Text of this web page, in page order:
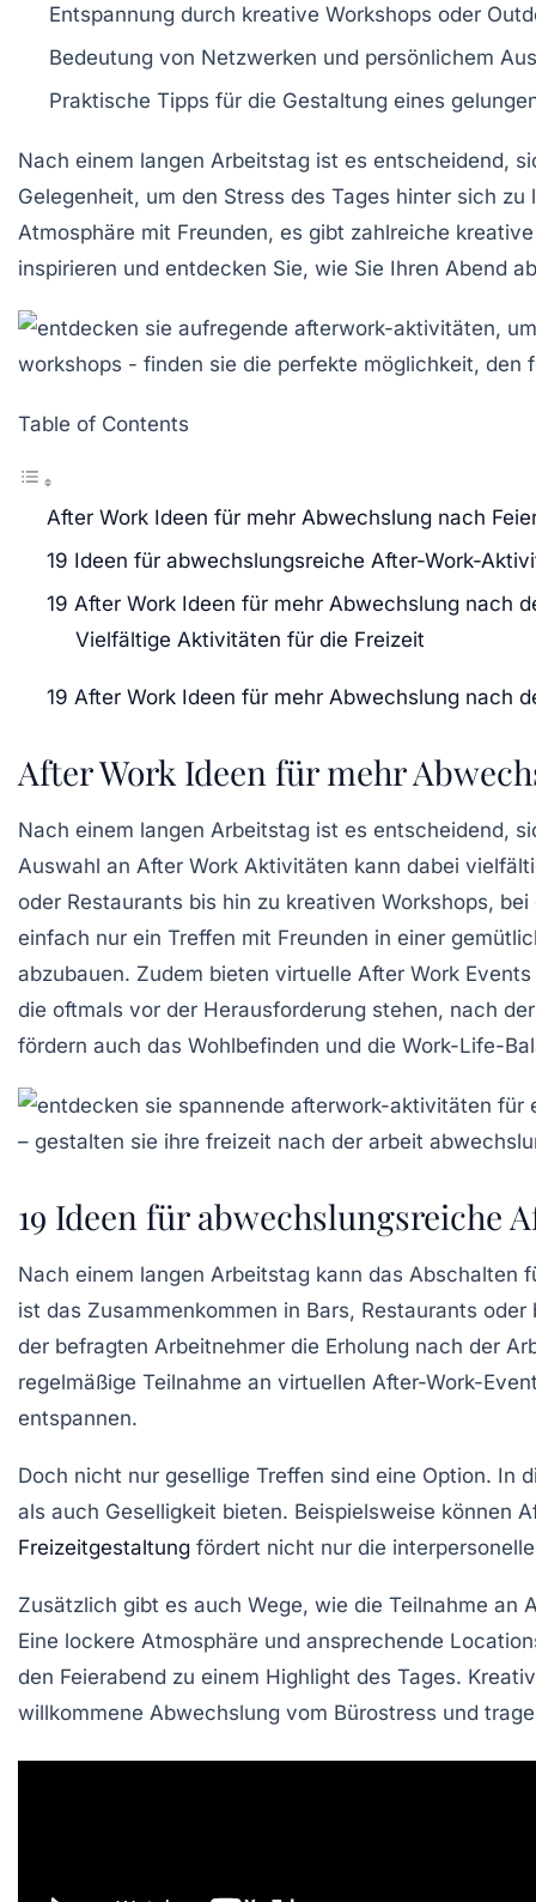
Entspannung durch kreative Workshops oder
Bedeutung von Netzwerken und persönlichem
Praktische Tipps für die Gestaltung eines
Nach einem langen Arbeitstag ist es entscheidend,
Gelegenheit, um den Stress des Tages hinter sich
Atmosphäre mit Freunden, es gibt zahlreiche
inspirieren und entdecken Sie, wie Sie Ihren Abend
Table of Contents
After Work Ideen für mehr Abwechslung nach
19 Ideen für abwechslungsreiche After-Work-
19 After Work Ideen für mehr Abwechslung nach
Vielfältige Aktivitäten für die Freizeit
19 After Work Ideen für mehr Abwechslung nach
After Work Ideen für mehr
Nach einem langen Arbeitstag ist es entscheidend,
Auswahl an After Work Aktivitäten kann dabei
oder Restaurants bis hin zu kreativen Workshops,
einfach nur ein Treffen mit Freunden in einer
abzubauen. Zudem bieten virtuelle After Work
die oftmals vor der Herausforderung stehen, nach
fördern auch das Wohlbefinden und die Work-Life-
19 Ideen für abwechslungsreiche
Nach einem langen Arbeitstag kann das Abschalten
ist das Zusammenkommen in Bars, Restaurants oder
der befragten Arbeitnehmer die Erholung nach der
regelmäßige Teilnahme an virtuellen After-Work-
entspannen.
Doch nicht nur gesellige Treffen sind eine Option. In
als auch Geselligkeit bieten. Beispielsweise können
Freizeitgestaltung fördert nicht nur die
Zusätzlich gibt es auch Wege, wie die Teilnahme an
Eine lockere Atmosphäre und ansprechende
den Feierabend zu einem Highlight des Tages.
willkommene Abwechslung vom Bürostress und